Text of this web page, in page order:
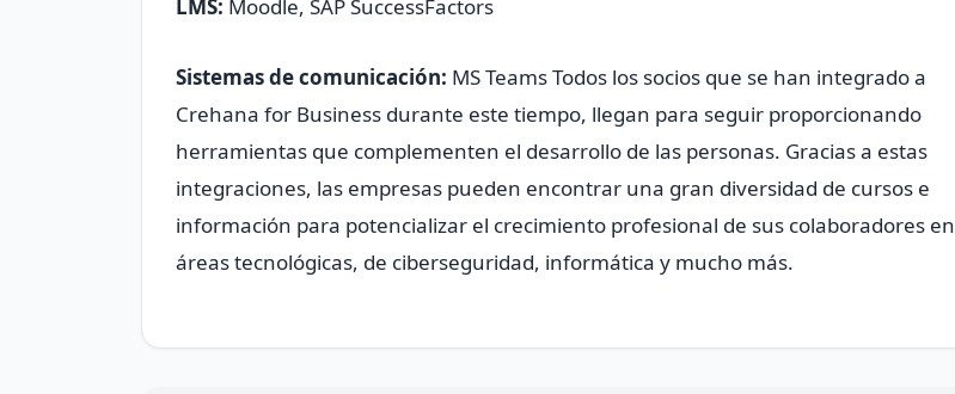
LMS: Moodle, SAP SuccessFactors
Sistemas de comunicación: MS Teams Todos los socios que se han integrado a
Crehana for Business durante este tiempo, llegan para seguir proporcionando
herramientas que complementen el desarrollo de las personas. Gracias a estas
integraciones, las empresas pueden encontrar una gran diversidad de cursos e
información para potencializar el crecimiento profesional de sus colaboradores en
áreas tecnológicas, de ciberseguridad, informática y mucho más.